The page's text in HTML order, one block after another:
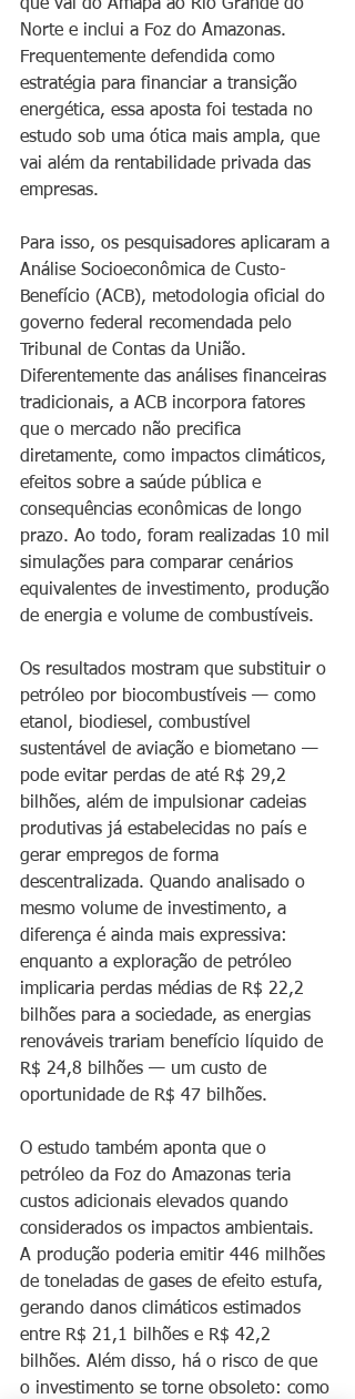
que vai do Amapá ao Rio Grande do
Norte e inclui a Foz do Amazonas.
Frequentemente defendida como
estratégia para financiar a transição
energética, essa aposta foi testada no
estudo sob uma ótica mais ampla, que
vai além da rentabilidade privada das
empresas.
Para isso, os pesquisadores aplicaram a
Análise Socioeconômica de Custo-
Benefício (ACB), metodologia oficial do
governo federal recomendada pelo
Tribunal de Contas da União.
Diferentemente das análises financeiras
tradicionais, a ACB incorpora fatores
que o mercado não precifica
diretamente, como impactos climáticos,
efeitos sobre a saúde pública e
consequências econômicas de longo
prazo. Ao todo, foram realizadas 10 mil
simulações para comparar cenários
equivalentes de investimento, produção
de energia e volume de combustíveis.
Os resultados mostram que substituir o
petróleo por biocombustíveis — como
etanol, biodiesel, combustível
sustentável de aviação e biometano —
pode evitar perdas de até R$ 29,2
bilhões, além de impulsionar cadeias
produtivas já estabelecidas no país e
gerar empregos de forma
descentralizada. Quando analisado o
mesmo volume de investimento, a
diferença é ainda mais expressiva:
enquanto a exploração de petróleo
implicaria perdas médias de R$ 22,2
bilhões para a sociedade, as energias
renováveis trariam benefício líquido de
R$ 24,8 bilhões — um custo de
oportunidade de R$ 47 bilhões.
O estudo também aponta que o
petróleo da Foz do Amazonas teria
custos adicionais elevados quando
considerados os impactos ambientais.
A produção poderia emitir 446 milhões
de toneladas de gases de efeito estufa,
gerando danos climáticos estimados
entre R$ 21,1 bilhões e R$ 42,2
bilhões. Além disso, há o risco de que
o investimento se torne obsoleto: como